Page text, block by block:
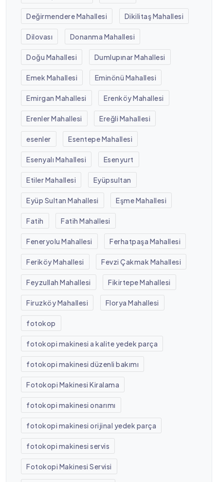
Değirmendere Mahallesi Dikilitaş Mahallesi
Dilovası Donanma Mahallesi
Doğu Mahallesi Dumlupınar Mahallesi
Emek Mahallesi Eminönü Mahallesi
Emirgan Mahallesi Erenköy Mahallesi
Erenler Mahallesi Ereğli Mahallesi
esenler Esentepe Mahallesi
Esenyalı Mahallesi Esenyurt
Etiler Mahallesi Eyüpsultan
Eyüp Sultan Mahallesi Eşme Mahallesi
Fatih Fatih Mahallesi
Feneryolu Mahallesi Ferhatpaşa Mahallesi
Feriköy Mahallesi Fevzi Çakmak Mahallesi
Feyzullah Mahallesi Fikirtepe Mahallesi
Firuzköy Mahallesi Florya Mahallesi
fotokop
fotokopi makinesi a kalite yedek parça
fotokopi makinesi düzenli bakımı
Fotokopi Makinesi Kiralama
fotokopi makinesi onarımı
fotokopi makinesi orijinal yedek parça
fotokopi makinesi servis
Fotokopi Makinesi Servisi